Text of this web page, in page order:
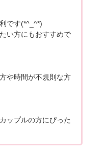
です(*^_^*)
い方にもおすすめで
や時間が不規則な方
ップルの方にぴった